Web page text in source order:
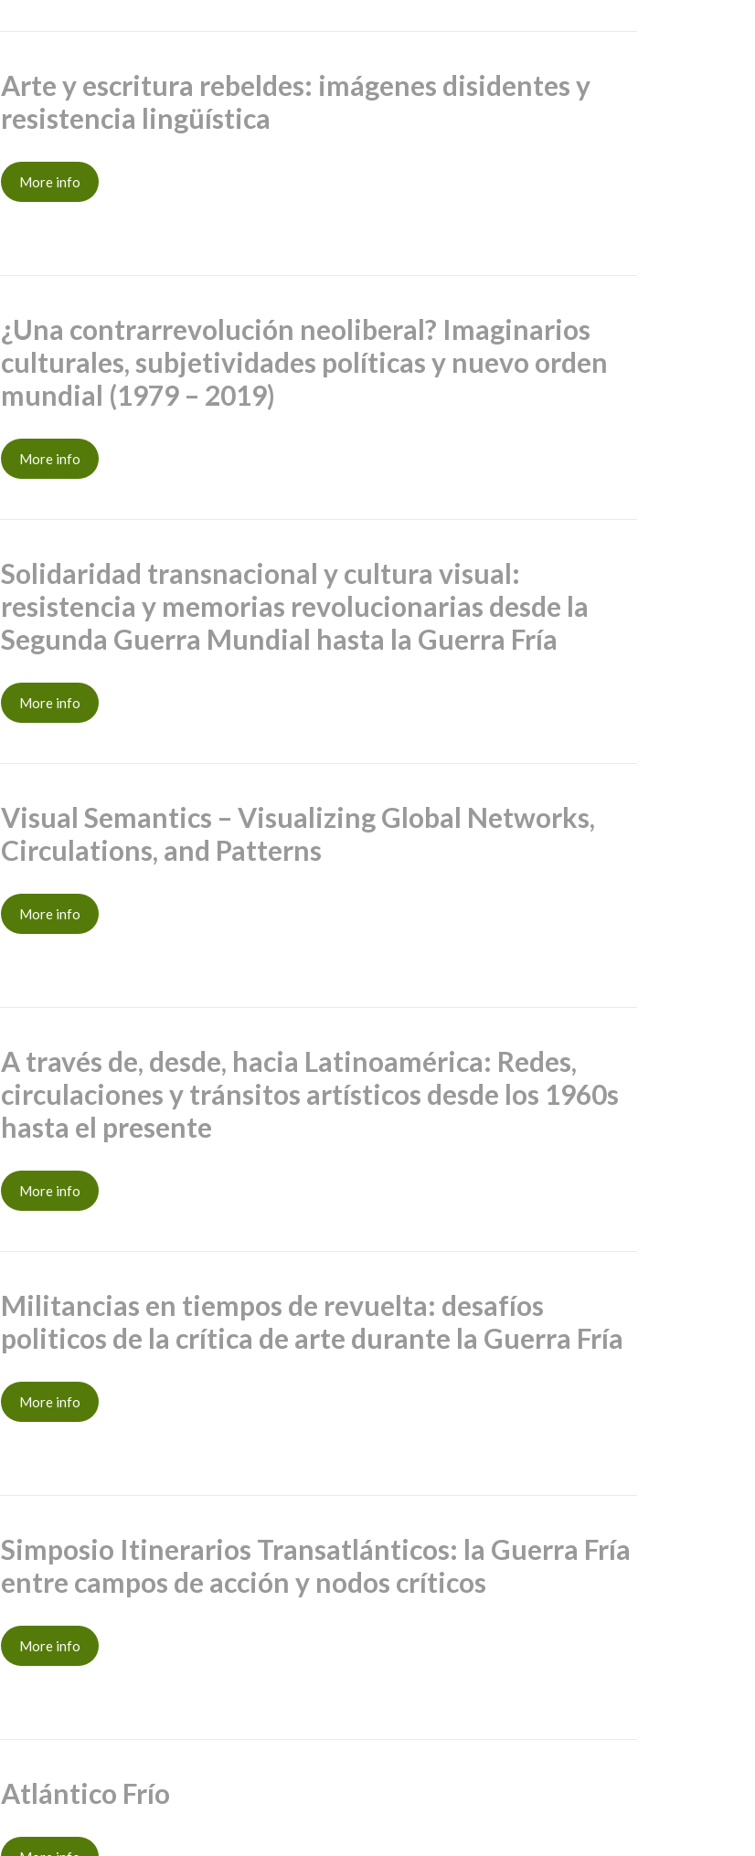
Arte y escritura rebeldes: imágenes disidentes y
resistencia lingüística
More info
¿Una contrarrevolución neoliberal? Imaginarios
culturales, subjetividades políticas y nuevo orden
mundial (1979 – 2019)
More info
Solidaridad transnacional y cultura visual:
resistencia y memorias revolucionarias desde la
Segunda Guerra Mundial hasta la Guerra Fría
More info
Visual Semantics – Visualizing Global Networks,
Circulations, and Patterns
More info
A través de, desde, hacia Latinoamérica: Redes,
circulaciones y tránsitos artísticos desde los 1960s
hasta el presente
More info
Militancias en tiempos de revuelta: desafíos
politicos de la crítica de arte durante la Guerra Fría
More info
Simposio Itinerarios Transatlánticos: la Guerra Fría
entre campos de acción y nodos críticos
More info
Atlántico Frío